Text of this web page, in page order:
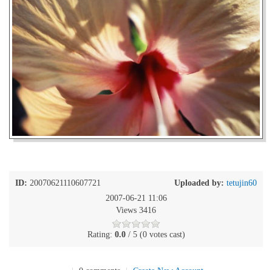
ID: 20070621110607721 Uploaded by: tetujin60
2007-06-21 11:06
Views 3416
Rating: 0.0/ 5 (0 votes cast)